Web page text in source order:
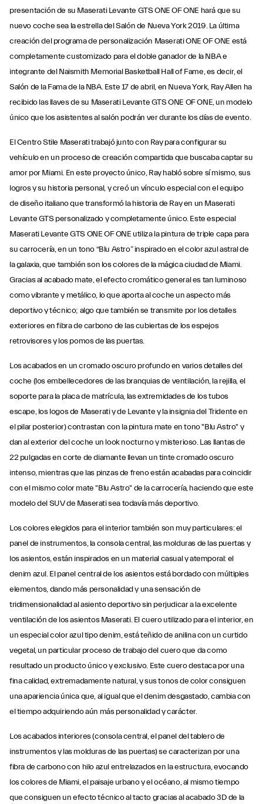
presentación de su Maserati Levante GTS ONE OF ONE hará que su
nuevo coche sea la estrella del Salón de Nueva York 2019. La última
creación del programa de personalización Maserati ONE OF ONE está
completamente customizado para el doble ganador de la NBA e
integrante del Naismith Memorial Basketball Hall of Fame, es decir, el
Salón de la Fama de la NBA. Este 17 de abril, en Nueva York, Ray Allen ha
recibido las llaves de su Maserati Levante GTS ONE OF ONE, un modelo
único que los asistentes al salón podrán ver durante los días de evento.
El Centro Stile Maserati trabajó junto con Ray para configurar su
vehículo en un proceso de creación compartida que buscaba captar su
amor por Miami. En este proyecto único, Ray habló sobre sí mismo, sus
logros y su historia personal, y creó un vínculo especial con el equipo
de diseño italiano que transformó la historia de Ray en un Maserati
Levante GTS personalizado y completamente único. Este especial
Maserati Levante GTS ONE OF ONE utiliza la pintura de triple capa para
su carrocería, en un tono “Blu Astro” inspirado en el color azul astral de
la galaxia, que también son los colores de la mágica ciudad de Miami.
Gracias al acabado mate, el efecto cromático general es tan luminoso
como vibrante y metálico, lo que aporta al coche un aspecto más
deportivo y técnico; algo que también se transmite por los detalles
exteriores en fibra de carbono de las cubiertas de los espejos
retrovisores y los pomos de las puertas.
Los acabados en un cromado oscuro profundo en varios detalles del
coche (los embellecedores de las branquias de ventilación, la rejilla, el
soporte para la placa de matrícula, las extremidades de los tubos
escape, los logos de Maserati y de Levante y la insignia del Tridente en
el pilar posterior) contrastan con la pintura mate en tono "Blu Astro" y
dan al exterior del coche un look nocturno y misterioso. Las llantas de
22 pulgadas en corte de diamante llevan un tinte cromado oscuro
intenso, mientras que las pinzas de freno están acabadas para coincidir
con el mismo color mate "Blu Astro" de la carrocería, haciendo que este
modelo del SUV de Maserati sea todavía más deportivo.
Los colores elegidos para el interior también son muy particulares: el
panel de instrumentos, la consola central, las molduras de las puertas y
los asientos, están inspirados en un material casual y atemporal: el
denim azul. El panel central de los asientos está bordado con múltiples
elementos, dando más personalidad y una sensación de
tridimensionalidad al asiento deportivo sin perjudicar a la excelente
ventilación de los asientos Maserati. El cuero utilizado para el interior, en
un especial color azul tipo denim, está teñido de anilina con un curtido
vegetal, un particular proceso de trabajo del cuero que da como
resultado un producto único y exclusivo. Este cuero destaca por una
fina calidad, extremadamente natural, y sus tonos de color consiguen
una apariencia única que, al igual que el denim desgastado, cambia con
el tiempo adquiriendo aún más personalidad y carácter.
Los acabados interiores (consola central, el panel del tablero de
instrumentos y las molduras de las puertas) se caracterizan por una
fibra de carbono con hilo azul entrelazados en la estructura, evocando
los colores de Miami, el paisaje urbano y el océano, al mismo tiempo
que consiguen un efecto técnico al tacto gracias al acabado 3D de la